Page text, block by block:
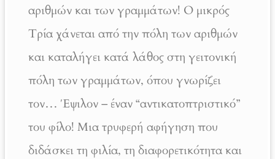
αριθμών και των γραμμάτων! Ο μικρός
Τρία χάνεται από την πόλη των αριθμών
και καταλήγει κατά λάθος στη γειτονική
πόλη των γραμμάτων, όπου γνωρίζει
τον… Έψιλον – έναν “αντικατοπτριστικό”
του φίλο! Μια τρυφερή αφήγηση που
διδάσκει τη φιλία, τη διαφορετικότητα και